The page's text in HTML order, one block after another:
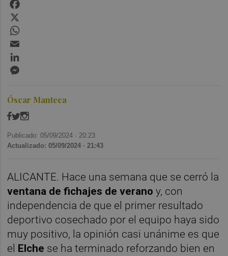
Óscar Manteca
Publicado: 05/09/2024 · 20:23
Actualizado: 05/09/2024 · 21:43
ALICANTE. Hace una semana que se cerró la
ventana de fichajes de verano y, con
independencia de que el primer resultado
deportivo cosechado por el equipo haya sido
muy positivo, la opinión casi unánime es que
el
Elche se ha terminado reforzando bien en